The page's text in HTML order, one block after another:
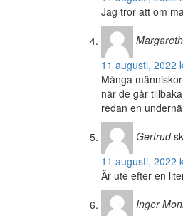
Jag tror att om
Margareth
11 augusti, 2022
Många
när de går
redan en
Gertrud
11 augusti, 2022
Är ute efter en
Inger